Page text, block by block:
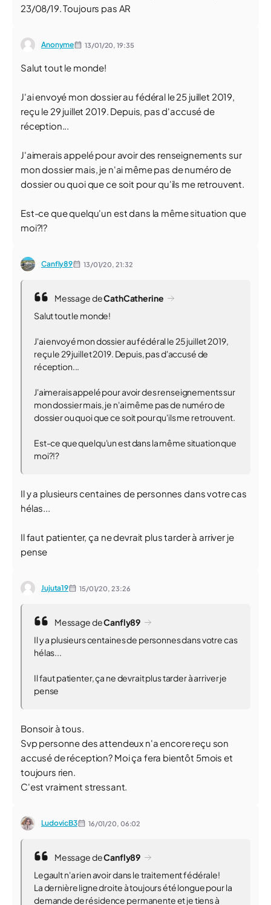
23/08/19. Toujours pas AR
Anonyme 13/01/20,19:35
Salut tout le monde!
J'ai envoyé mon dossier au fédéral le 25 juillet 2019,
reçu le 29 juillet 2019. Depuis, pas d'accusé de
réception...
J'aimerais appelé pour avoir des renseignements sur
mon dossier mais, je n'ai même pas de numéro de
dossier ou quoi que ce soit pour qu'ils me retrouvent.
Est-ce que quelqu'un est dans la même situation que
moi?!?
Canfly89 13/01/20, 21:32
Message deCathCatherine
Salut tout le monde!
J'ai envoyé mon dossier au fédéral le 25 juillet 2019,
reçu le 29 juillet 2019. Depuis, pas d'accusé de
réception...
J'aimerais appelé pour avoir des renseignements sur
mon dossier mais, je n'ai même pas de numéro de
dossier ou quoi que ce soit pour qu'ils me retrouvent.
Est-ce que quelqu'un est dans la même situation que
moi?!?
Il y a plusieurs centaines de personnes dans votre cas
hélas...
Il faut patienter, ça ne devrait plus tarder à arriver je
pense
Jujuta19 15/01/20, 23:26
Message deCanfly89
Il y a plusieurs centaines de personnes dans votre cas
hélas...
Il faut patienter, ça ne devrait plus tarder à arriver je
pense
Bonsoir à tous.
Svp personne des attendeux n'a encore reçu son
accusé de réception? Moi ça fera bientôt 5mois et
toujours rien.
C'est vraiment stressant.
LudovicB3 16/01/20, 06:02
Message deCanfly89
Legault n'a rien avoir dans le traitement fédérale!
La dernière ligne droite à toujours été longue pour la
demande de résidence permanente et je tiens à